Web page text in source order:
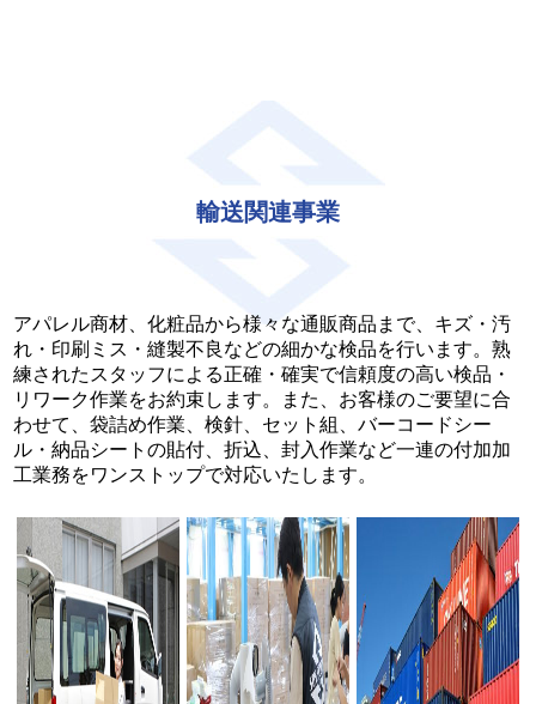
輸送関連事業
アパレル商材、化粧品から様々な通販商品まで、キズ・汚
れ・印刷ミス・縫製不良などの細かな検品を行います。熟
練されたスタッフによる正確・確実で信頼度の高い検品・
リワーク作業をお約束します。また、お客様のご要望に合
わせて、袋詰め作業、検針、セット組、バーコードシー
ル・納品シートの貼付、折込、封入作業など一連の付加加
工業務をワンストップで対応いたします。